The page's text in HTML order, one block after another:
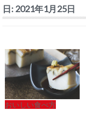
日: 2021年1月25日
おいしい食べ方